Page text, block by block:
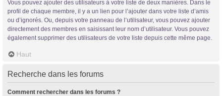
Vous pouvez ajouter des utilisateurs à votre liste de deux manières. Dans le
profil de chaque membre, il y a un lien pour l’ajouter dans votre liste d’amis
ou d’ignorés. Ou, depuis votre panneau de l’utilisateur, vous pouvez ajouter
directement des membres en saisissant leur nom d’utilisateur. Vous pouvez
également supprimer des utilisateurs de votre liste depuis cette même page.
Haut
Recherche dans les forums
Comment rechercher dans les forums ?